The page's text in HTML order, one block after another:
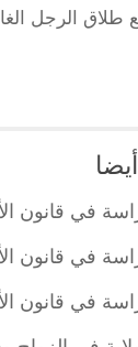
طلاق الرجل
في قانون
في قانون
في قانون